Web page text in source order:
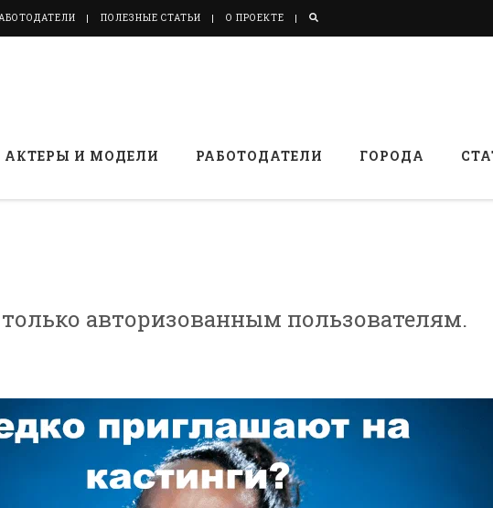
ПОЛЕЗНЫЕ СТАТЬИ О ПРОЕКТЕ
АКТЕРЫ И МОДЕЛИ РАБОТОДАТЕЛИ ГОРОДА
авторизованным пользователям.